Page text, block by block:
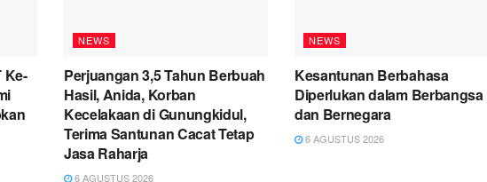
Ke-
NEWS
Perjuangan 3,5 Tahun Berbuah
Hasil, Anida, Korban
Kecelakaan di Gunungkidul,
Terima Santunan Cacat Tetap
Jasa Raharja
6 AGUSTUS 2026
NEWS
Kesantunan Berbahasa
Diperlukan dalam Berbangsa
dan Bernegara
6 AGUSTUS 2026